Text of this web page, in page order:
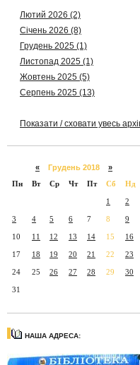
Лютий 2026 (2)
Січень 2026 (8)
Грудень 2025 (1)
Листопад 2025 (1)
Жовтень 2025 (5)
Серпень 2025 (13)
Показати / сховати увесь
« Грудень 2018 »
Пн
Вт Ср Чт Пт Сб Нд
1 2
3 4 5 6 7 8 9
10 11 12 13 14 15 16
17 18 19 20 21 22 23
24 25 26 27 28 29 30
31
НАША АДРЕСА: